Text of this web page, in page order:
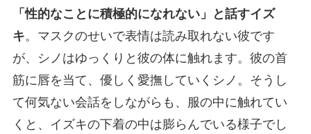
「性的なことに積極的になれない」と話すイズ
キ。マスクのせいで表情は読み取れない彼です
が、シノはゆっくりと彼の体に触れます。彼の首
筋に唇を当て、優しく愛撫していくシノ。そうし
て何気ない会話をしながらも、服の中に触れてい
くと、イズキの下着の中は膨らんでいる様子でし